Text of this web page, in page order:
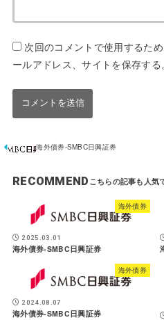
次回のコメントで使用するた
ールアドレス、サイトを保存する。
海外債券-SMBC日興証券
RECOMMEND
海外債券
2025.03.01
海外債券-SMBC日興証券
海外債券
2024.08.07
海外債券-SMBC日興証券